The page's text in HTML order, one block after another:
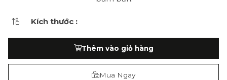
Kích thước :
Thêm vào giỏ hàng
Mua Ngay